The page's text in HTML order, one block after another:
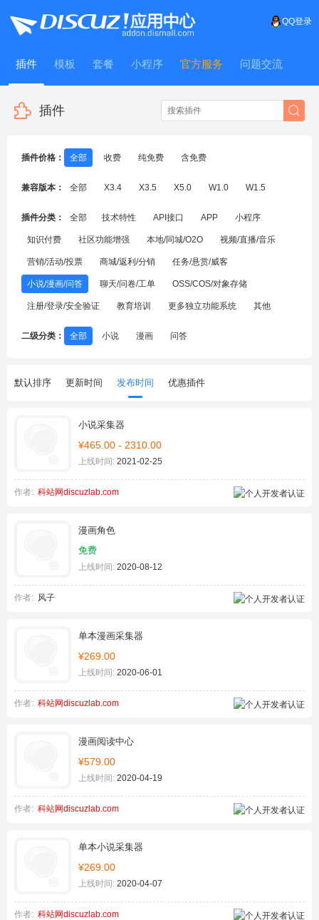
QQ登录
插件 模板 套餐 小程序 官方服务 问题交流
WitFrame
插件
插件价格： 全部 收费 纯免费 含免费
兼容版本： 全部 X3.4 X3.5 X5.0 W1.0 W1.5
插件分类： 全部 技术特性 API接口 APP 小程序
知识付费 社区功能增强 本地/同城/O2O 视频/直播/音乐
营销/活动/投票 商城/返利/分销 任务/悬赏/威客
小说/漫画/问答 聊天/问卷/工单 OSS/COS/对象存储
注册/登录/安全验证 教育培训 更多独立功能系统 其他
二级分类： 全部 小说 漫画 问答
默认排序 更新时间 发布时间 优惠插件
小说采集器
¥465.00 - 2310.00
上线时间: 2021-02-25
作者: 科站网discuzlab.com
漫画角色
免费
上线时间: 2020-08-12
作者: 风子
单本漫画采集器
¥269.00
上线时间: 2020-06-01
作者: 科站网discuzlab.com
漫画阅读中心
¥579.00
上线时间: 2020-04-19
作者: 科站网discuzlab.com
单本小说采集器
¥269.00
上线时间: 2020-04-07
作者: 科站网discuzlab.com